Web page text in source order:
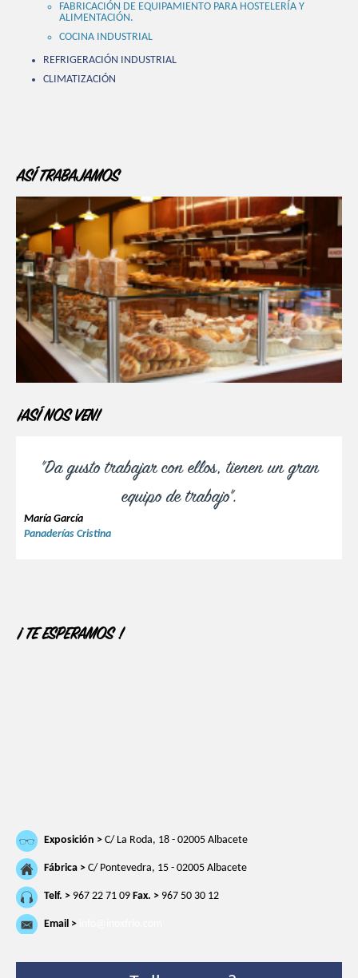
FABRICACIÓN DE EQUIPAMIENTO PARA HOSTELERÍA Y
ALIMENTACIÓN.
COCINA INDUSTRIAL
REFRIGERACIÓN INDUSTRIAL
CLIMATIZACIÓN
ASÍ TRABAJAMOS
¡ASÍ NOS VEN!
"Da gusto trabajar con ellos, tienen un gran
equipo de trabajo".
María García
Panaderías Cristina
¡ TE ESPERAMOS !
Exposición > C/ La Roda, 18 - 02005 Albacete
Fábrica > C/ Pontevedra, 15 - 02005 Albacete
Telf. > 967 22 71 09 Fax. > 967 50 30 12
Email >